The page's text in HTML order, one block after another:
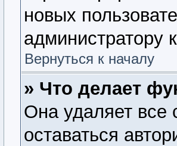
новых
администратору
Вернуться к началу
» Что делает
Она удаляет все
оставаться